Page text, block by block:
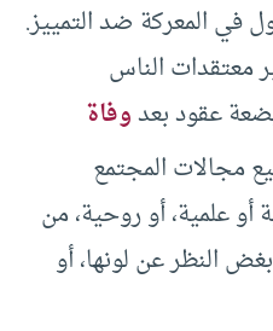
في المعركة ضد التمييز.
معتقدات الناس
عقود بعدوفاة
مجالات المجتمع
علمية، أو روحية، من
النظر عن لونها، أو